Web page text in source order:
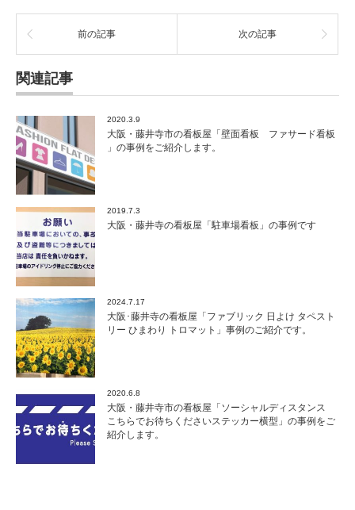
前の記事 次の記事
関連記事
2020.3.9
大阪・藤井寺市の看板屋「壁面看板 ファサード看板
」の事例をご紹介します。
2019.7.3
大阪・藤井寺の看板屋「駐車場看板」の事例です
2024.7.17
大阪･藤井寺の看板屋「ファブリック 日よけ タペスト
リー ひまわり トロマット」事例のご紹介です。
2020.6.8
大阪・藤井寺市の看板屋「ソーシャルディスタンス
こちらでお待ちくださいステッカー横型」の事例をご
紹介します。